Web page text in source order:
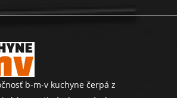
b-m-v kuchyne čerpá z